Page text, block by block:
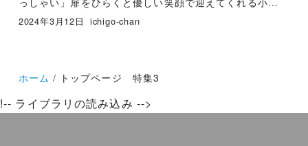
2024年3月12日 ichigo-chan
ホーム トップページ 特集3
!-- ライブラリの読み込み -->